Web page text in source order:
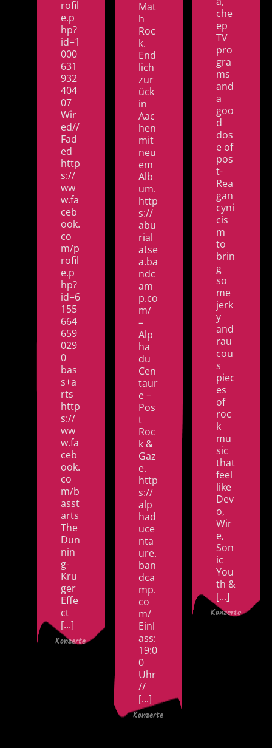
rofil
e.p
hp?
id=1
000
631
932
404
07
Wir
ed//
Fad
ed
http
s://
ww
w.fa
ceb
ook.
co
m/p
rofil
e.p
hp?
id=6
155
664
659
029
0
bas
s+a
rts
http
s://
ww
w.fa
ceb
ook.
co
m/b
asst
arts
The
Dun
nin
g​-​
Kru
ger
Effe
ct
[...]
Konzerte
Mat
h
Roc
k.
End
lich
zur
ück
in
Aac
hen
mit
neu
em
Alb
um.
http
s://
abu
rial
atse
a.ba
ndc
am
p.co
m/
–
Alp
ha
du
Cen
taur
e –
Pos
t
Roc
k &
Gaz
e.
http
s://
alp
had
uce
nta
ure.
ban
dca
mp.
co
m/
Einl
ass:
19:0
0
Uhr
//
[...]
Konzerte
che
ep
TV
pro
gra
ms
and
a
goo
d
dos
e of
pos
t-
Rea
gan
cyni
cis
m
to
brin
g
so
me
jerk
y
and
rau
cou
s
piec
es
of
roc
k
mu
sic
that
feel
like
Dev
o,
Wir
e,
Son
ic
You
th &
[...]
Konzerte